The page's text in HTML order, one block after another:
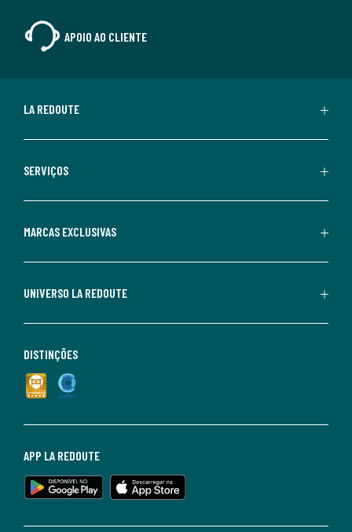
APOIO AO CLIENTE
LA REDOUTE
SERVIÇOS
MARCAS EXCLUSIVAS
UNIVERSO LA REDOUTE
APP LA REDOUTE
DISTINÇÕES